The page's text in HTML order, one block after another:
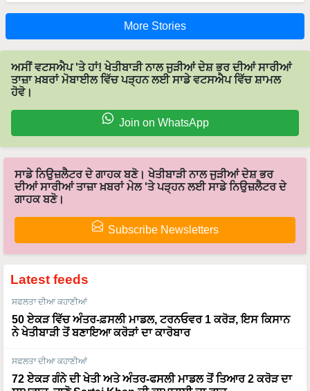
More Stories
ਅਸੀਂ ਵਟਸਐਪ 'ਤੇ ਹਾਂ! ਖੇਤੀਬਾੜੀ ਨਾਲ ਜੁੜੀਆਂ ਦੇਸ਼ ਭਰ ਦੀਆਂ ਸਾਰੀਆਂ
ਤਾਜ਼ਾ ਖ਼ਬਰਾਂ ਮੋਬਾਈਲ ਵਿੱਚ ਪੜ੍ਹਨ ਲਈ ਸਾਡੇ ਵਟਸਐਪ ਵਿੱਚ ਸ਼ਾਮਲ
ਹੋਵੋ।
Join on WhatsApp
ਸਾਡੇ ਨਿਉਜ਼ਲੈਟਰ ਦੇ ਗਾਹਕ ਬਣੋ। ਖੇਤੀਬਾੜੀ ਨਾਲ ਜੁੜੀਆਂ ਦੇਸ਼ ਭਰ
ਦੀਆਂ ਸਾਰੀਆਂ ਤਾਜ਼ਾ ਖ਼ਬਰਾਂ ਮੇਲ 'ਤੇ ਪੜ੍ਹਨ ਲਈ ਸਾਡੇ ਨਿਉਜ਼ਲੈਟਰ ਦੇ
ਗਾਹਕ ਬਣੋ।
Subscribe Newsletters
Latest feeds
ਸਫਲਤਾ ਦੀਆ ਕਹਾਣੀਆਂ
50 ਏਕੜ ਵਿੱਚ ਅੰਤਰ-ਫ਼ਸਲੀ ਮਾਡਲ, ਟਰਨਓਵਰ 1 ਕਰੋੜ, ਇਸ ਕਿਸਾਨ
ਨੇ ਖੇਤੀਬਾੜੀ ਤੋਂ ਬਣਾਇਆ ਕਰੋੜਾਂ ਦਾ ਕਾਰੋਬਾਰ
ਸਫਲਤਾ ਦੀਆ ਕਹਾਣੀਆਂ
72 ਏਕੜ ਗੰਨੇ ਦੀ ਖੇਤੀ ਅਤੇ ਅੰਤਰ-ਫਸਲੀ ਮਾਡਲ ਤੋਂ ਤਿਆਰ 2 ਕਰੋੜ ਦਾ